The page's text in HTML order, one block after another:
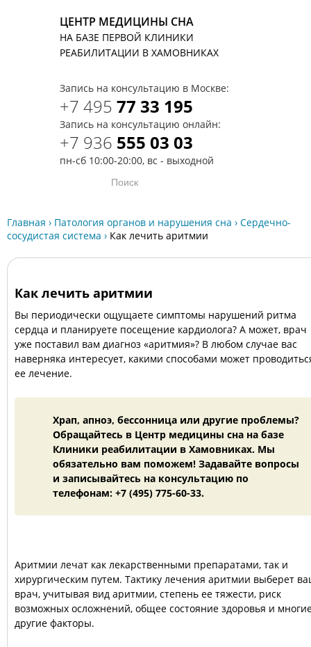
ЦЕНТР МЕДИЦИНЫ СНА
НА БАЗЕ ПЕРВОЙ КЛИНИКИ
РЕАБИЛИТАЦИИ В ХАМОВНИКАХ
Запись на консультацию в Москве:
+7 495 77 33 195
Запись на консультацию онлайн:
+7 936 555 03 03
пн-сб 10:00-20:00, вс - выходной
Главная › Патология органов и нарушения сна › Сердечно-
сосудистая система › Как лечить аритмии
Как лечить аритмии
Вы периодически ощущаете симптомы нарушений ритма
сердца и планируете посещение кардиолога? А может, врач
уже поставил вам диагноз «аритмия»? В любом случае вас
наверняка интересует, какими способами может
ее лечение.
Храп, апноэ, бессонница или другие проблемы?
Обращайтесь в Центр медицины сна на базе
Клиники реабилитации в Хамовниках. Мы
обязательно вам поможем! Задавайте вопросы
и записывайтесь на консультацию по
телефонам: +7 (495) 775-60-33.
Аритмии лечат как лекарственными препаратами, так и
хирургическим путем. Тактику лечения аритмии выберет
врач, учитывая вид аритмии, степень ее тяжести, риск
возможных осложнений, общее состояние здоровья и
другие факторы.